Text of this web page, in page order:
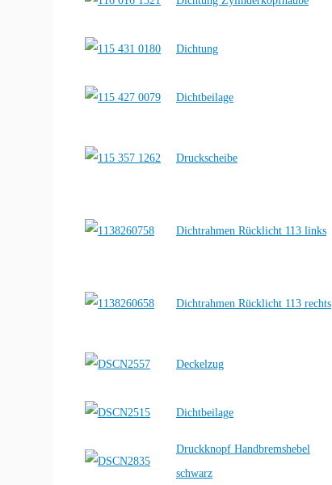
Dichtung
Dichtbeilage
Druckscheibe
Dichtrahmen Rücklicht 113 links
Dichtrahmen Rücklicht 113 rechts
Deckelzug
Dichtbeilage
Druckknopf Handbremshebel
schwarz